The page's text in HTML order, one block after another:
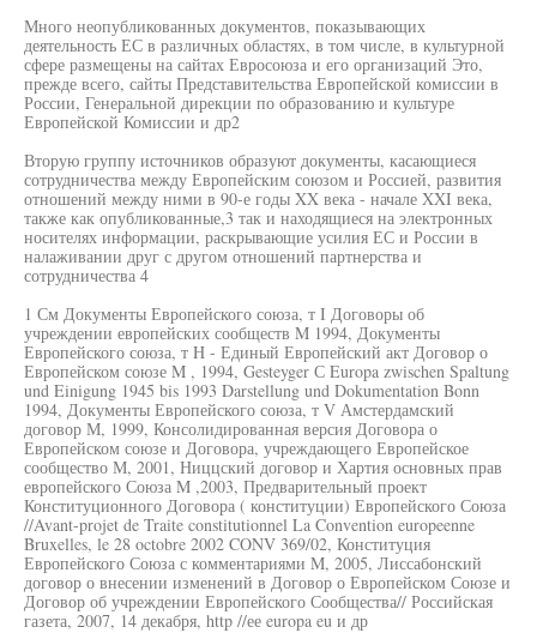
Много неопубликованных документов, показывающих
деятельность ЕС в различных областях, в том числе, в культурной
сфере размещены на сайтах Евросоюза и его организаций Это,
прежде всего, сайты Представительства Европейской комиссии в
России, Генеральной дирекции по образованию и культуре
Европейской Комиссии и др2
Вторую группу источников образуют документы, касающиеся
сотрудничества между Европейским союзом и Россией, развития
отношений между ними в 90-е годы XX века - начале XXI века,
также как опубликованные,3 так и находящиеся на электронных
носителях информации, раскрывающие усилия ЕС и России в
налаживании друг с другом отношений партнерства и
сотрудничества 4
1 См Документы Европейского союза, т I Договоры об
учреждении европейских сообществ M 1994, Документы
Европейского союза, т H - Единый Европейский акт Договор о
Европейском союзе M , 1994, Gesteyger С Europa zwischen Spaltung
und Einigung 1945 bis 1993 Darstellung und Dokumentation Bonn
1994, Документы Европейского союза, т V Амстердамский
договор М, 1999, Консолидированная версия Договора о
Европейском союзе и Договора, учреждающего Европейское
сообщество М, 2001, Ниццский договор и Хартия основных прав
европейского Союза M ,2003, Предварительный проект
Конституционного Договора ( конституции) Европейского Союза
//Avant-projet de Traite constitutionnel La Convention europeenne
Bruxelles, le 28 octobre 2002 CONV 369/02, Конституция
Европейского Союза с комментариями M, 2005, Лиссабонский
договор о внесении изменений в Договор о Европейском Союзе и
Договор об учреждении Европейского Сообщества// Российская
газета, 2007, 14 декабря, http //ее europa eu и др